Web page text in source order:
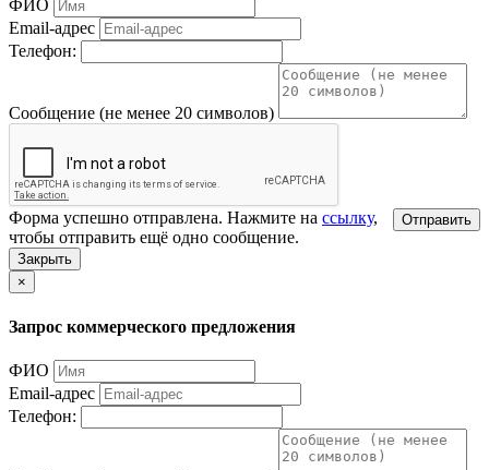
ФИО
Email-адрес
Телефон:
Сообщение (не менее 20 символов)
Отправить
Форма успешно отправлена. Нажмите на ссылку,
чтобы отправить ещё одно сообщение.
Закрыть
×
Запрос коммерческого предложения
ФИО
Email-адрес
Телефон: